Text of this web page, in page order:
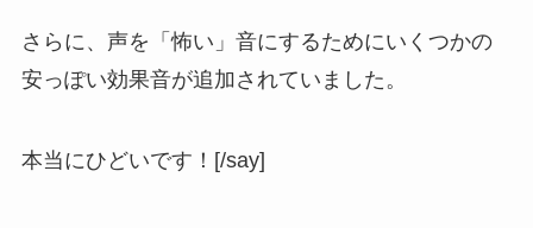
さらに、声を「怖い」音にするためにいくつかの
安っぽい効果音が追加されていました。
本当にひどいです！[/say]